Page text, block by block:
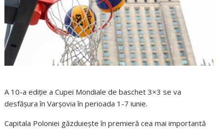
A 10-a ediție a Cupei Mondiale de baschet 3×3 se va
desfășura în Varșovia în perioada 1-7 iunie.
Capitala Poloniei găzduiește în premieră cea mai importantă